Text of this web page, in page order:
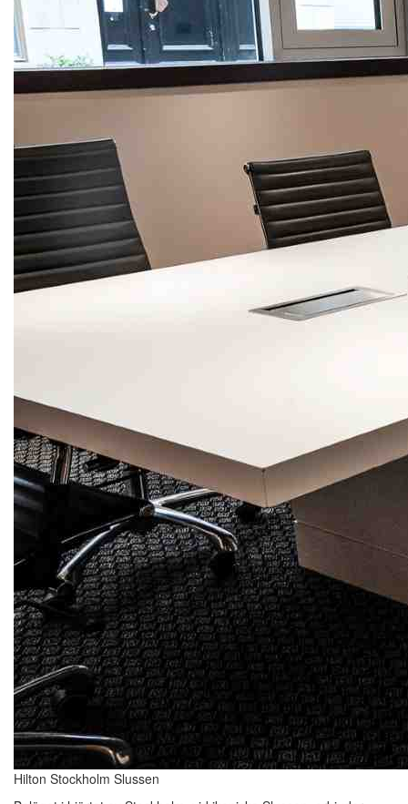
Hilton Stockholm Slussen